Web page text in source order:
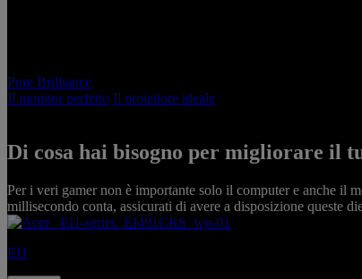
Pure Brilliance
Il monitor perfetto Il proiettore ideale
Di cosa hai bisogno per migliorare il
Per i veri gamer non è importante solo il computer e anche il
millisecondo conta, assicurati di avere a disposizione queste
EI1